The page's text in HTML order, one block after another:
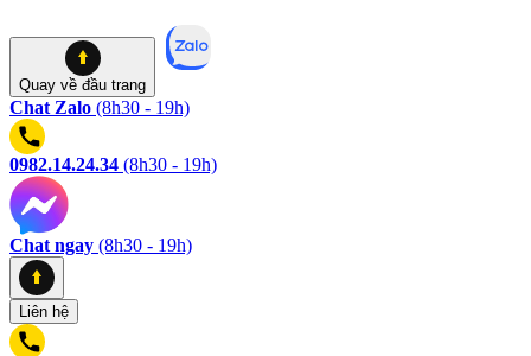
Quay về đầu trang
Chat Zalo (8h30 - 19h)
0982.14.24.34 (8h30 - 19h)
Chat ngay (8h30 - 19h)
Liên hệ